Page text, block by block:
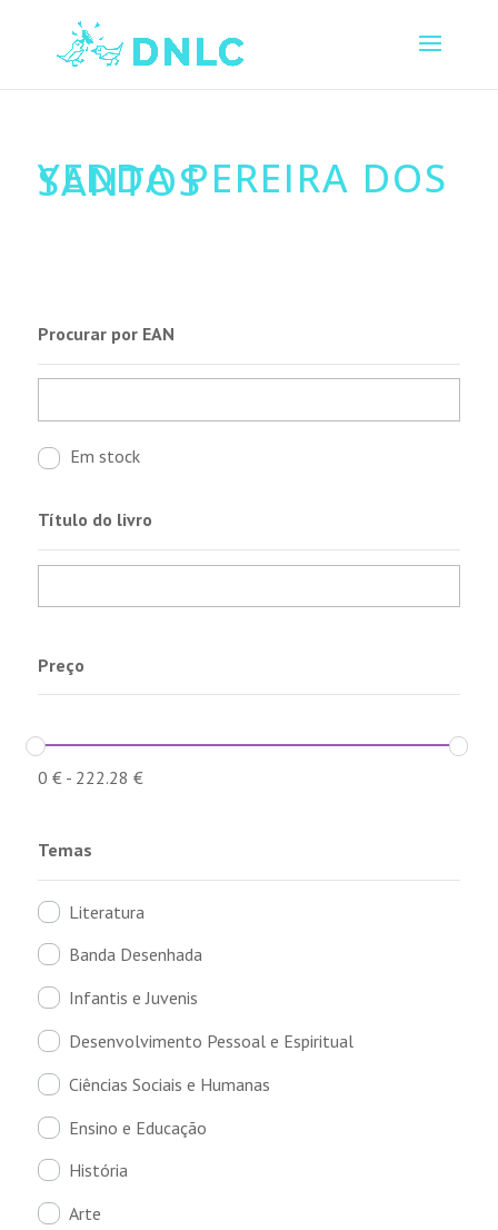
YEDDA PEREIRA DOS
SANTOS
Procurar por EAN
Em stock
Título do livro
Preço
0 €- 222.28 €
Temas
Literatura
Banda Desenhada
Infantis e Juvenis
Desenvolvimento Pessoal e Espiritual
Ciências Sociais e Humanas
Ensino e Educação
História
Arte